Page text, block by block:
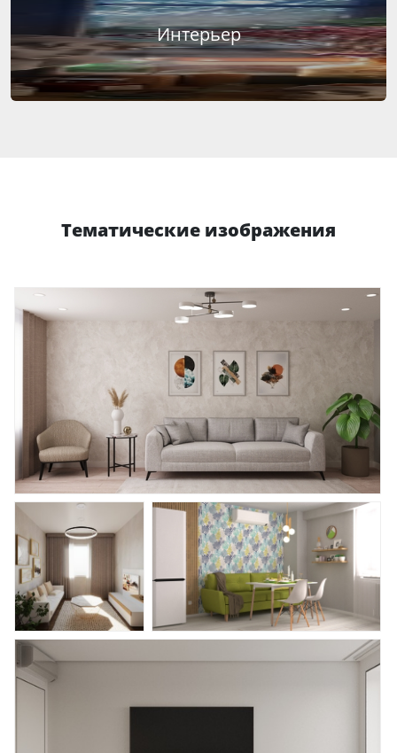
Интерьер
Тематические изображения